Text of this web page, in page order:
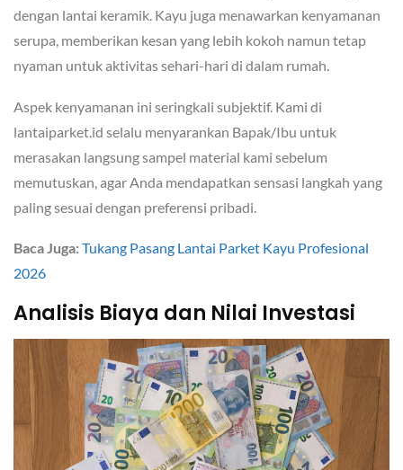
dengan lantai keramik. Kayu juga menawarkan kenyamanan
serupa, memberikan kesan yang lebih kokoh namun tetap
nyaman untuk aktivitas sehari-hari di dalam rumah.
Aspek kenyamanan ini seringkali subjektif. Kami di
lantaiparket.id selalu menyarankan Bapak/Ibu untuk
merasakan langsung sampel material kami sebelum
memutuskan, agar Anda mendapatkan sensasi langkah yang
paling sesuai dengan preferensi pribadi.
Baca Juga:Tukang Pasang Lantai Parket Kayu Profesional
2026
Analisis Biaya dan Nilai Investasi